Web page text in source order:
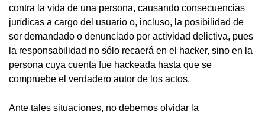
contra la vida de una persona, causando consecuencias
jurídicas a cargo del usuario o, incluso, la posibilidad de
ser demandado o denunciado por actividad delictiva, pues
la responsabilidad no sólo recaerá en el hacker, sino en la
persona cuya cuenta fue hackeada hasta que se
compruebe el verdadero autor de los actos.
Ante tales situaciones, no debemos olvidar la